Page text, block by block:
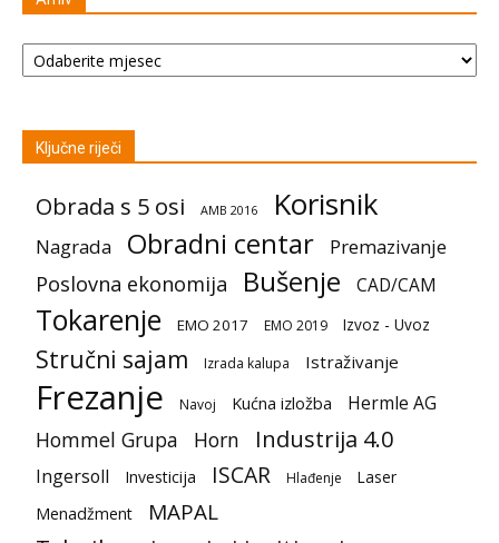
Arhiv
Ključne riječi
Obrada s 5 osi AMB 2016 Korisnik
Nagrada Obradni centar Premazivanje
Poslovna ekonomija Bušenje CAD/CAM
Tokarenje EMO 2017 EMO 2019 Izvoz - Uvoz
Stručni sajam Izrada kalupa Istraživanje
Frezanje Navoj Kućna izložba Hermle AG
Hommel Grupa Horn Industrija 4.0
Ingersoll Investicija ISCAR Hlađenje
Laser
Menadžment
MAPAL